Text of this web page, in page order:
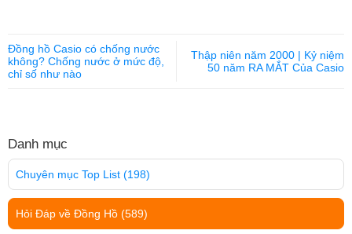
Đồng hồ Casio có chống nước
không? Chống nước ở mức độ,
chỉ số như nào
Thập niên năm 2000 | Kỷ niệm
50 năm RA MẮT Của Casio
Danh mục
Chuyên mục Top List (198)
Hỏi Đáp về Đồng Hồ (589)